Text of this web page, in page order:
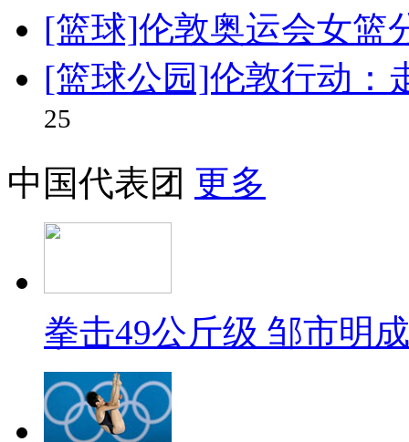
[篮球]伦敦奥运会女篮
[篮球公园]伦敦行动：
25
中国代表团 更多
拳击49公斤级 邹市明